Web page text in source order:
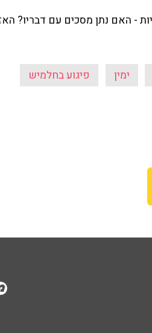
- האם נתן מסכים עם דבריו?
ימין פיגוע בחלמיש